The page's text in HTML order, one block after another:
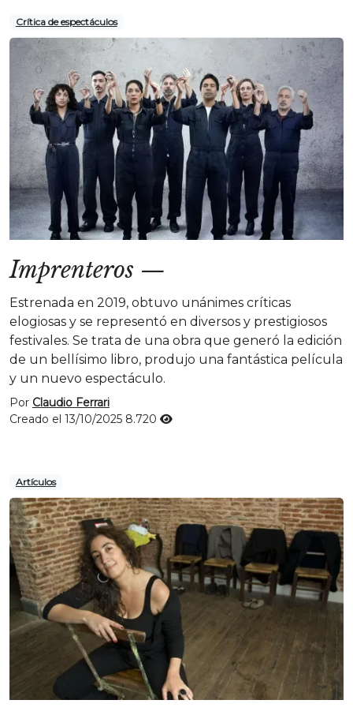
Crítica de espectáculos
Imprenteros —
Estrenada en 2019, obtuvo unánimes críticas
elogiosas y se representó en diversos y prestigiosos
festivales. Se trata de una obra que generó la edición
de un bellísimo libro, produjo una fantástica película
y un nuevo espectáculo.
Por Claudio Ferrari
Creado el 13/10/2025 8.720
Artículos